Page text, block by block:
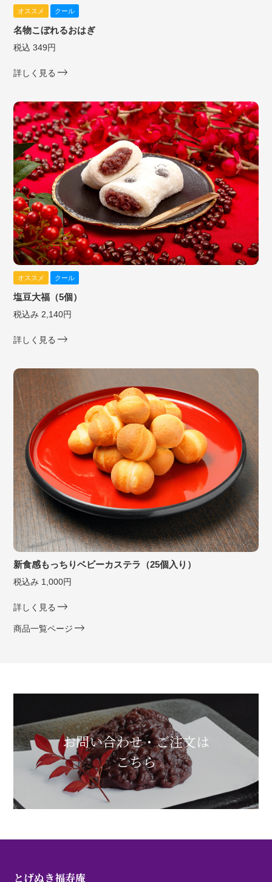
オススメ クール
名物こぼれるおはぎ
税込 349円
詳しく見る
オススメ クール
塩豆大福（5個）
税込み 2,140円
詳しく見る
新食感もっちりベビーカステラ（25個入り）
税込み 1,000円
詳しく見る
商品一覧ページ
お問い合わせ・ご注文は
こちら
とげぬき福寿庵